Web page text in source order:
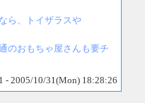
ら、トイザラスや
のおもちゃ屋さんも要チ
- 2005/10/31(Mon) 18:28:26